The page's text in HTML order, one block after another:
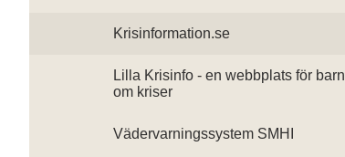
Krisinformation.se
Lilla Krisinfo - en webbplats för barn
om kriser
Vädervarningssystem SMHI